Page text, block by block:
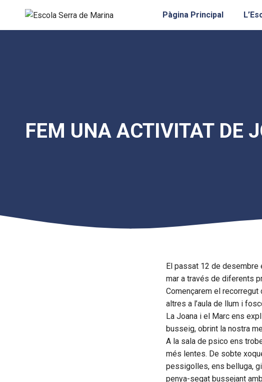
contingut
Pàgina Principal
FEM UNA ACTIVITAT DE
El passat 12 de desembre
mar a través de diferents
Començarem el
altres a l’aula de llum i
La Joana i el Marc ens
busseig, obrint la nostra
A la sala de psico ens
més lentes. De sobte
pessigolles, ens belluga,
penya-segat bussejant